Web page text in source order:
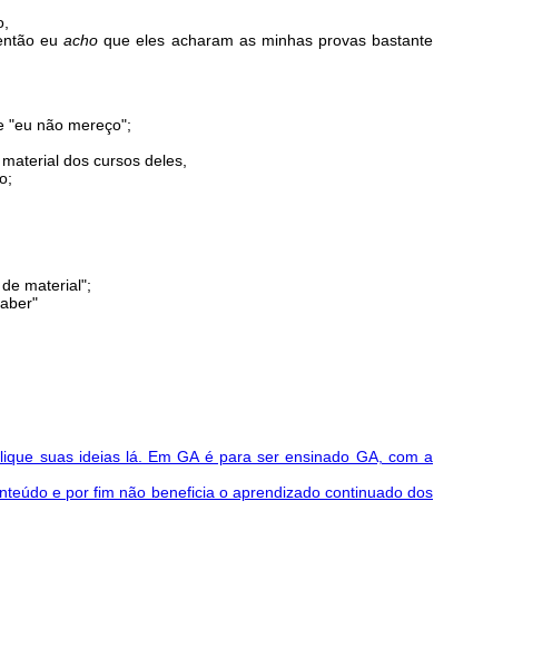
euacho que eles acharam as minhas provas bastante
"eu não mereço";
dos cursos deles,
material";
suas ideias lá. Em GA é para ser ensinado GA, com a
e por fim não beneficia o aprendizado continuado dos